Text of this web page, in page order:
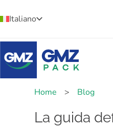
Italiano
Home > Blog
La guida